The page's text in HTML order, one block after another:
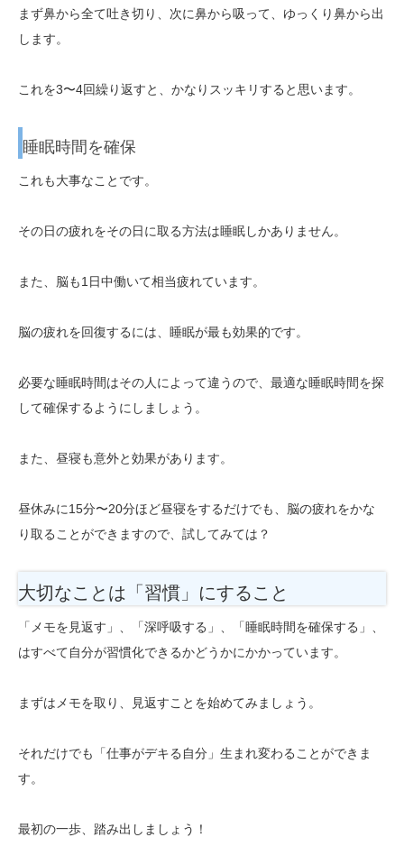
まず鼻から全て吐き切り、次に鼻から吸って、ゆっくり鼻から出
します。
これを3〜4回繰り返すと、かなりスッキリすると思います。
睡眠時間を確保
これも大事なことです。
その日の疲れをその日に取る方法は睡眠しかありません。
また、脳も1日中働いて相当疲れています。
脳の疲れを回復するには、睡眠が最も効果的です。
必要な睡眠時間はその人によって違うので、最適な睡眠時間を探
して確保するようにしましょう。
また、昼寝も意外と効果があります。
昼休みに15分〜20分ほど昼寝をするだけでも、脳の疲れをかな
り取ることができますので、試してみては？
大切なことは「習慣」にすること
「メモを見返す」、「深呼吸する」、「睡眠時間を確保する」、
はすべて自分が習慣化できるかどうかにかかっています。
まずはメモを取り、見返すことを始めてみましょう。
それだけでも「仕事がデキる自分」生まれ変わることができま
す。
最初の一歩、踏み出しましょう！